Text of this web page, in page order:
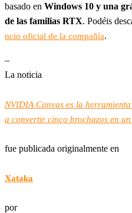
basado en Windows 10 y una
de las familias RTX. Podéis
ncio oficial de la compañía.
–
La noticia
NVIDIA Canvas es la
a convertir cinco brochazos en
fue publicada originalmente en
Xataka
por